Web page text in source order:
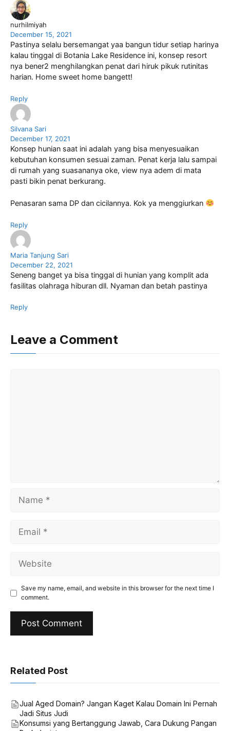
nurhilmiyah
December 15, 2021
Pastinya selalu bersemangat yaa bangun tidur setiap harinya
kalau tinggal di Botania Lake Residence ini, konsep resort
nya bener2 menghilangkan penat dari hiruk pikuk rutinitas
harian. Home sweet home bangett!
Reply
Silvana Sari
December 17, 2021
Konsep hunian saat ini adalah yang bisa menyesuaikan
kebutuhan konsumen sesuai zaman. Penat kerja lalu sampai
di rumah yang suasananya oke, view nya adem di mata
pasti bikin penat berkurang.
Penasaran sama DP dan cicilannya. Kok ya menggiurkan
Reply
Maria Tanjung Sari
December 22, 2021
Seneng banget ya bisa tinggal di hunian yang komplit ada
fasilitas olahraga hiburan dll. Nyaman dan betah pastinya
Reply
Leave a Comment
Name
Email
Website
Save my name, email, and website in this browser for the next time I
comment.
Related Post
Jual Aged Domain? Jangan Kaget Kalau Domain Ini Pernah
Jadi Situs Judi
Konsumsi yang Bertanggung Jawab, Cara Dukung Pangan